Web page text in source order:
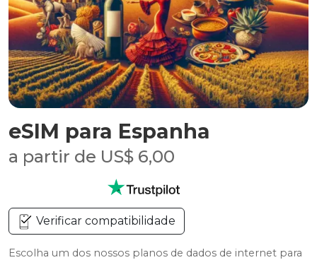
eSIM para Espanha
a partir de US$ 6,00
Verificar compatibilidade
Escolha um dos nossos planos de dados de internet para